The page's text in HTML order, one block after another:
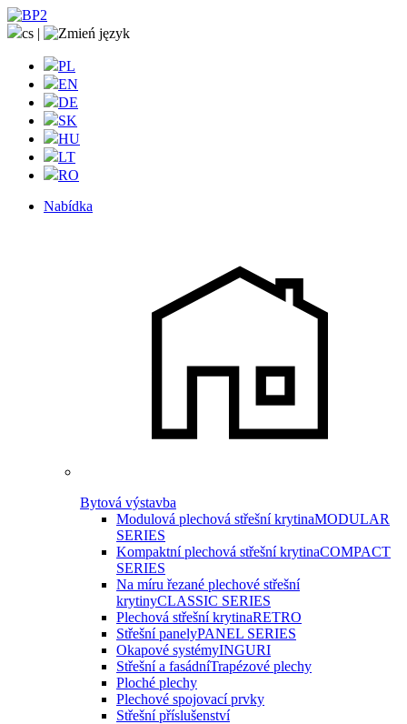
cs |
PL
EN
DE
SK
HU
LT
RO
Nabídka
Bytová výstavba
Modulová plechová střešní krytinaMODULAR
SERIES
Kompaktní plechová střešní krytinaCOMPACT
SERIES
Na míru řezané plechové střešní
krytinyCLASSIC SERIES
Plechová střešní krytinaRETRO
Střešní panelyPANEL SERIES
Okapové systémyINGURI
Střešní a fasádníTrapézové plechy
Ploché plechy
Plechové spojovací prvky
Střešní příslušenství